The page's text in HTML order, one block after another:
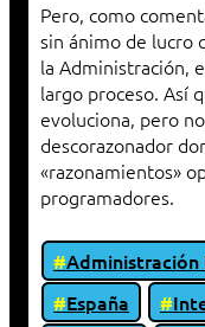
Pero, como
sin ánimo de lucro
la Administración,
largo proceso. Así
evoluciona, pero
descorazonador
«razonamientos»
programadores.
Administración
España